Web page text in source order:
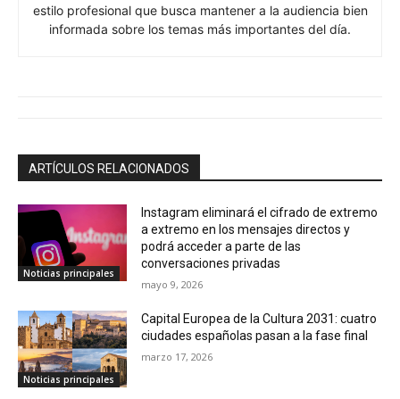
estilo profesional que busca mantener a la audiencia bien
informada sobre los temas más importantes del día.
ARTÍCULOS RELACIONADOS
Noticias principales
Instagram eliminará el cifrado de extremo
a extremo en los mensajes directos y
podrá acceder a parte de las
conversaciones privadas
mayo 9, 2026
Noticias principales
Capital Europea de la Cultura 2031: cuatro
ciudades españolas pasan a la fase final
marzo 17, 2026